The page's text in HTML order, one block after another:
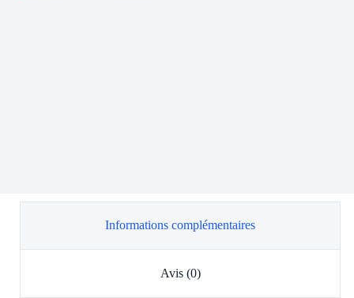
Informations complémentaires
Avis (0)